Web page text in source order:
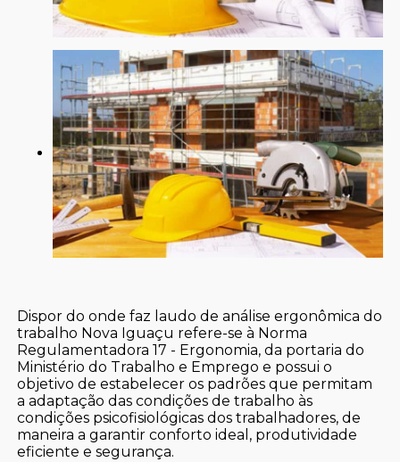
Dispor do onde faz laudo de análise ergonômica do
trabalho Nova Iguaçu refere-se à Norma
Regulamentadora 17 - Ergonomia, da portaria do
Ministério do Trabalho e Emprego e possui o
objetivo de estabelecer os padrões que permitam
a adaptação das condições de trabalho às
condições psicofisiológicas dos trabalhadores, de
maneira a garantir conforto ideal, produtividade
eficiente e segurança.